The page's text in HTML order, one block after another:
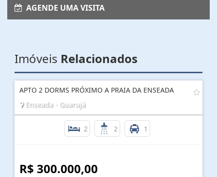
AGENDE UMA VISITA
Imóveis Relacionados
APTO 2 DORMS PRÓXIMO A PRAIA DA ENSEADA
Enseada - Guarujá
2 2 1
R$ 300.000,00